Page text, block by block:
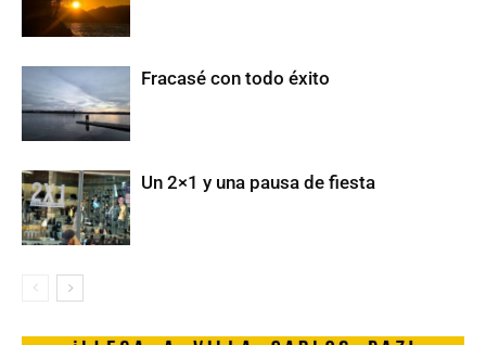
Fracasé con todo éxito
Un 2×1 y una pausa de fiesta